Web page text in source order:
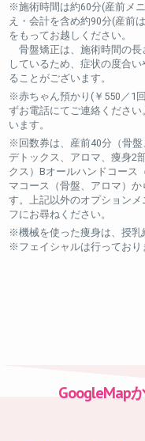
※施術時間は約60分(産前メ
え・会計を含め約90分(産前
をもってお越しください。
骨盤矯正は、施術時間の長
しているため、症状の度合
ることがございます。
※赤ちゃん預かり(￥550／1
ずお電話にてご連絡くださ
います。
※回数券は、産前40分（骨盤
デトックス、アロマ、痩身2
クス）Bオールハンドコース
マコース（骨盤、アロマ）
す。上記以外のオプション
フにお尋ねください。
※機械を使った痩身は、授乳
※フェイシャルは行っており
GoogleMap